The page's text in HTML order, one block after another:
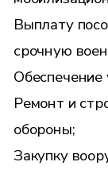
Выплату
срочную
Обеспечение
Ремонт и
обороны;
Закупку